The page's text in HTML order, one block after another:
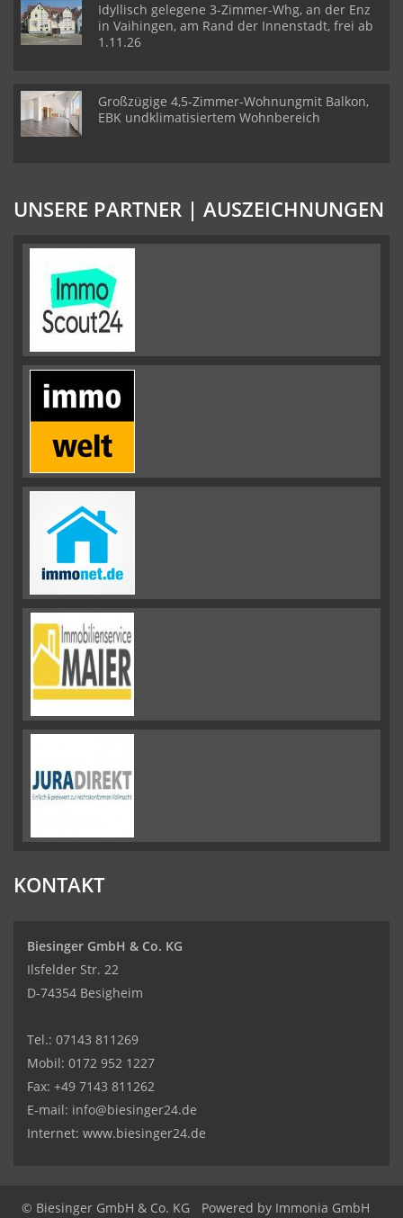
Idyllisch gelegene 3-Zimmer-Whg, an der Enz
in Vaihingen, am Rand der Innenstadt, frei ab
1.11.26
Großzügige 4,5-Zimmer-Wohnungmit Balkon,
EBK undklimatisiertem Wohnbereich
UNSERE PARTNER | AUSZEICHNUNGEN
KONTAKT
Biesinger GmbH & Co. KG
Ilsfelder Str. 22
D-74354 Besigheim
Tel.: 07143 811269
Mobil: 0172 952 1227
Fax: +49 7143 811262
E-mail: info@biesinger24.de
Internet: www.biesinger24.de
© Biesinger GmbH & Co. KG Powered by Immonia GmbH